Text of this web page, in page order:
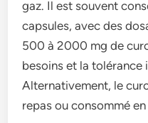
gaz. Il est souvent
capsules, avec des
500 à 2000 mg de
besoins et la tolérance
Alternativement, le
repas ou consommé en